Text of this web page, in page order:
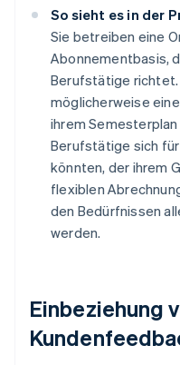
So sieht es in der
Sie betreiben eine
Abonnementbasis,
Berufstätige
möglicherweise
ihrem
Berufstätige sich
könnten, der ihrem
flexiblen
den Bedürfnissen
werden.
Einbeziehung